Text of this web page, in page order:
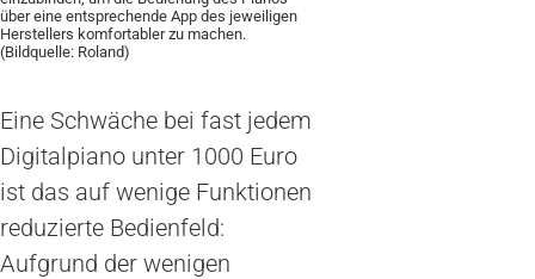
über eine entsprechende App des jeweiligen
Herstellers komfortabler zu machen.
(Bildquelle: Roland)
Eine Schwäche bei fast jedem
Digitalpiano unter 1000 Euro
ist das auf wenige Funktionen
reduzierte Bedienfeld:
Aufgrund der wenigen